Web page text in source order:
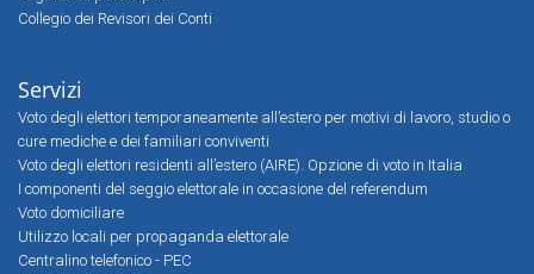
Collegio dei Revisori dei Conti
Servizi
Voto degli elettori temporaneamente all’estero per motivi di lavoro, studio o
cure mediche e dei familiari conviventi
Voto degli elettori residenti all’estero (AIRE). Opzione di voto in Italia
I componenti del seggio elettorale in occasione del referendum
Voto domiciliare
Utilizzo locali per propaganda elettorale
Centralino telefonico - PEC